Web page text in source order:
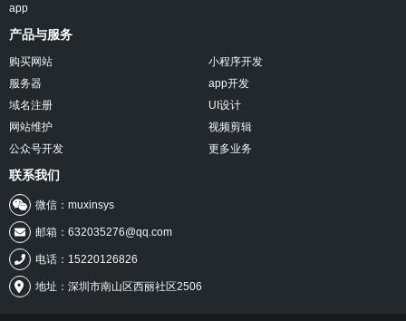
app
产品与服务
购买网站
服务器
域名注册
网站维护
公众号开发
小程序开发
app开发
UI设计
视频剪辑
更多业务
联系我们
微信：muxinsys
邮箱：632035276@qq.com
电话：15220126826
地址：深圳市南山区西丽社区2506